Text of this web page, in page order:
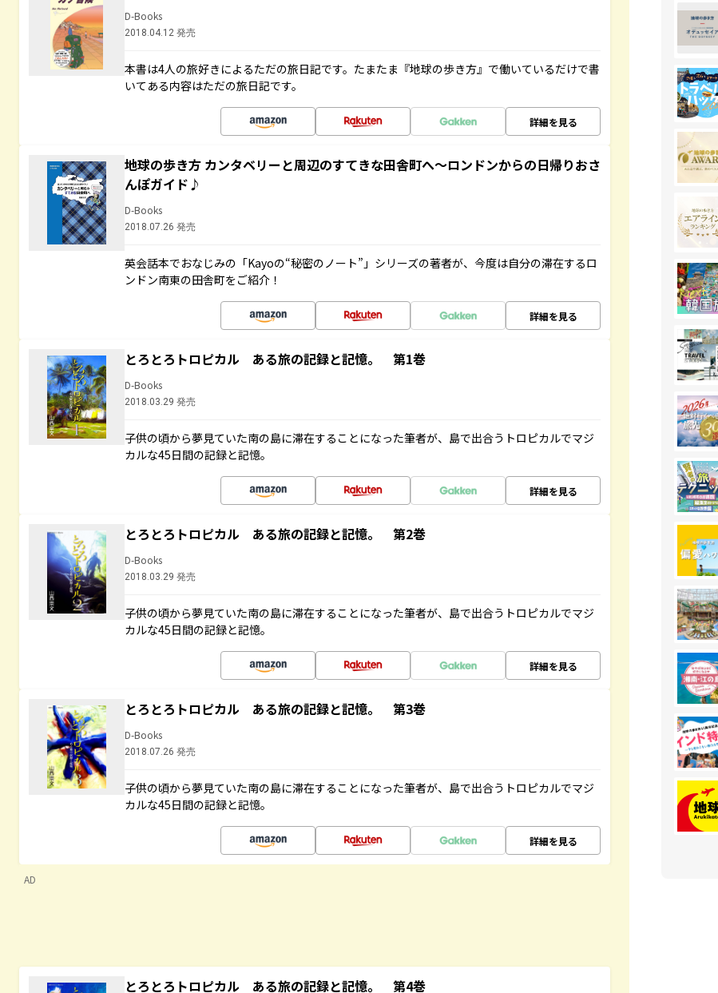
D-Books
2018.04.12 発売
本書は4人の旅好きによるただの旅日記です。たまたま『地球の歩き方』で働いているだけで書
いてある内容はただの旅日記です。
詳細を見る
地球の歩き方 カンタベリーと周辺のすてきな田舎町へ～ロンドンからの日帰りおさ
んぽガイド♪
D-Books
2018.07.26 発売
英会話本でおなじみの「Kayoの“秘密のノート”」シリーズの著者が、今度は自分の滞在するロ
ンドン南東の田舎町をご紹介！
詳細を見る
とろとろトロピカル ある旅の記録と記憶。 第1巻
D-Books
2018.03.29 発売
子供の頃から夢見ていた南の島に滞在することになった筆者が、島で出合うトロピカルでマジ
カルな45日間の記録と記憶。
詳細を見る
とろとろトロピカル ある旅の記録と記憶。 第2巻
D-Books
2018.03.29 発売
子供の頃から夢見ていた南の島に滞在することになった筆者が、島で出合うトロピカルでマジ
カルな45日間の記録と記憶。
詳細を見る
とろとろトロピカル ある旅の記録と記憶。 第3巻
D-Books
2018.07.26 発売
子供の頃から夢見ていた南の島に滞在することになった筆者が、島で出合うトロピカルでマジ
カルな45日間の記録と記憶。
詳細を見る
AD
とろとろトロピカル ある旅の記録と記憶。 第4巻